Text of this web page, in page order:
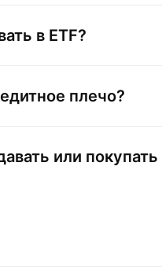
в ETF?
плечо?
или покупать